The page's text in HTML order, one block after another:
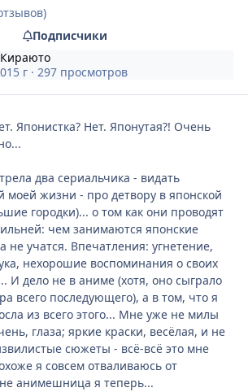
Подписчики
15 г · 297 просмотров
Японистка? Нет. Японутая?! Очень
два сериальчика - видать
моей жизни - про детвору в японской
городки)... о том как они проводят
чем занимаются японские
не учатся. Впечатления: угнетение,
нехорошие воспоминания о своих
И дело не в аниме (хотя, оно сыграло
всего последующего), а в том, что я
из всего этого... Мне уже не милы
глаза; яркие краски, весёлая, и не
сюжеты - всё-всё это мне
я совсем отваливаюсь от
анимешница я теперь...